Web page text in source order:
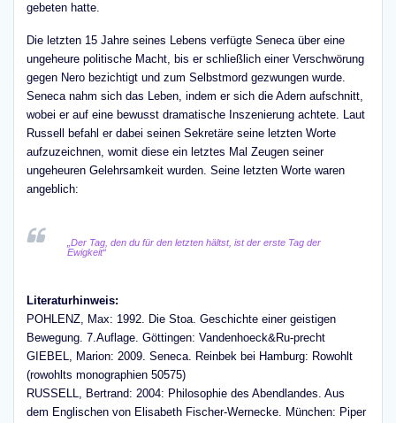
gebeten hatte.
Die letzten 15 Jahre seines Lebens verfügte Seneca über eine
ungeheure politische Macht, bis er schließlich einer Verschwörung
gegen Nero bezichtigt und zum Selbstmord gezwungen wurde.
Seneca nahm sich das Leben, indem er sich die Adern aufschnitt,
wobei er auf eine bewusst dramatische Inszenierung achtete. Laut
Russell befahl er dabei seinen Sekretäre seine letzten Worte
aufzuzeichnen, womit diese ein letztes Mal Zeugen seiner
ungeheuren Gelehrsamkeit wurden. Seine letzten Worte waren
angeblich:
„Der Tag, den du für den letzten hältst, ist der erste Tag der
Ewigkeit“
Literaturhinweis:
POHLENZ, Max: 1992. Die Stoa. Geschichte einer geistigen
Bewegung. 7.Auflage. Göttingen: Vandenhoeck&Ru-precht
GIEBEL, Marion: 2009. Seneca. Reinbek bei Hamburg: Rowohlt
(rowohlts monographien 50575)
RUSSELL, Bertrand: 2004: Philosophie des Abendlandes. Aus
dem Englischen von Elisabeth Fischer-Wernecke. München: Piper